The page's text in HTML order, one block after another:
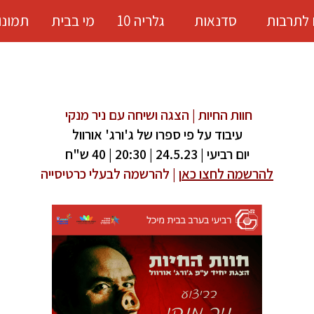
לתרבות סדנאות גלריה 10 מי בבית
חוות החיות | הצגה ושיחה עם ניר מנקי
עיבוד על פי ספרו של ג'ורג' אורוול
יום רביעי | 24.5.23 | 20:30 |
40 ש"ח
להרשמה לחצו כאן | להרשמה לבעלי כרטיסייה